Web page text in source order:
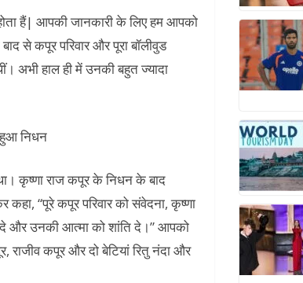
हैं| आपकी जानकारी के लिए हम आपको
से कपूर परिवार और पूरा बॉलीवुड
अभी हाल ही में उनकी बहुत ज्यादा
कृष्णा राज कपूर के निधन के बाद
“पूरे कपूर परिवार को संवेदना, कृष्णा
और उनकी आत्मा को शांति दे।” आपको
कपूर और दो बेटियां रितु नंदा और